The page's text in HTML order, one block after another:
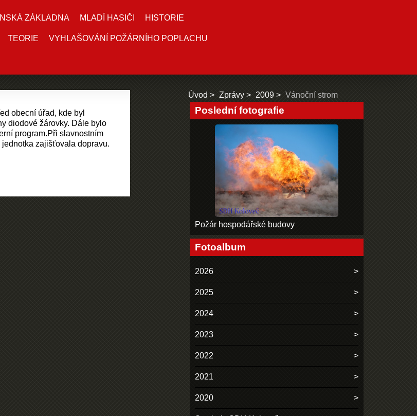
ZÁKLADNA MLADÍ HASIČI HISTORIE
TEORIE VYHLAŠOVÁNÍ POŽÁRNÍHO POPLACHU
obecní úřad, kde byl
diodové žárovky. Dále bylo
program.Při slavnostním
zajišťovala dopravu.
Úvod Zprávy 2009 Vánoční strom
Poslední fotografie
Požár hospodářské budovy
Fotoalbum
2026
2025
2024
2023
2022
2021
2020